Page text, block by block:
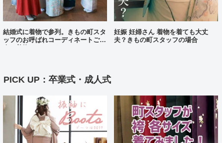
結婚式に着物で参列。きもの町スタ
ッフのお呼ばれコーディネートご紹
妊娠 妊婦さん 着物を着ても大丈
夫？きもの町スタッフの場合
PICK UP：卒業式・成人式